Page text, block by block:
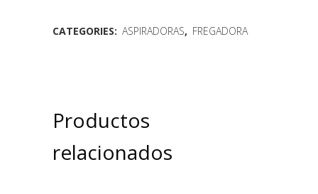
CATEGORIES: ASPIRADORAS, FREGADORA
Productos
relacionados